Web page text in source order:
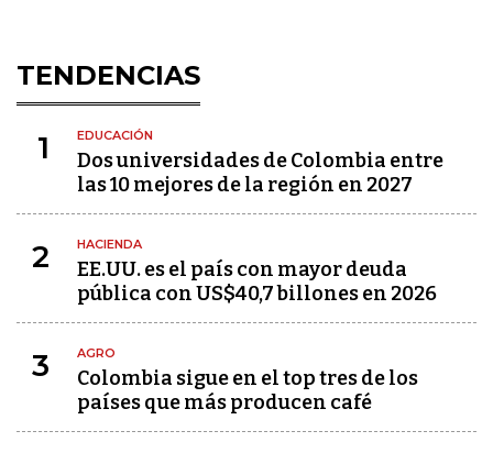
TENDENCIAS
1 EDUCACIÓN
Dos universidades de Colombia entre
las 10 mejores de la región en 2027
2 HACIENDA
EE.UU. es el país con mayor deuda
pública con US$40,7 billones en 2026
3 AGRO
Colombia sigue en el top tres de los
países que más producen café